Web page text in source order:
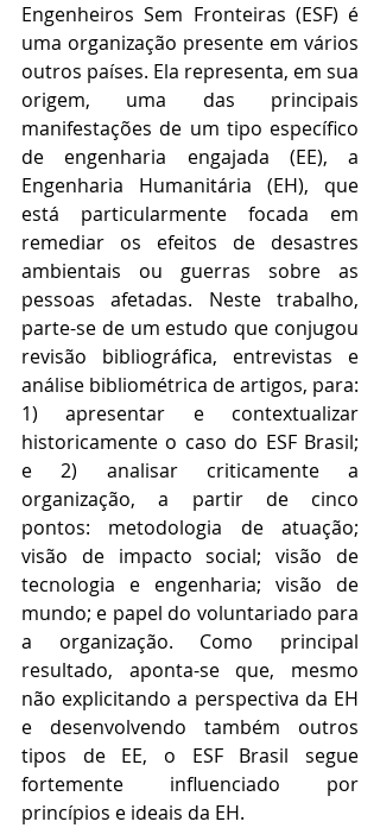
Engenheiros Sem Fronteiras (ESF) é
uma organização presente em vários
outros países. Ela representa, em sua
origem, uma das principais
manifestações de um tipo específico
de engenharia engajada (EE), a
Engenharia Humanitária (EH), que
está particularmente focada em
remediar os efeitos de desastres
ambientais ou guerras sobre as
pessoas afetadas. Neste trabalho,
parte-se de um estudo que conjugou
revisão bibliográfica, entrevistas e
análise bibliométrica de artigos, para:
1) apresentar e contextualizar
historicamente o caso do ESF Brasil;
e 2) analisar criticamente a
organização, a partir de cinco
pontos: metodologia de atuação;
visão de impacto social; visão de
tecnologia e engenharia; visão de
mundo; e papel do voluntariado para
a organização. Como principal
resultado, aponta-se que, mesmo
não explicitando a perspectiva da EH
e desenvolvendo também outros
tipos de EE, o ESF Brasil segue
fortemente influenciado por
princípios e ideais da EH.